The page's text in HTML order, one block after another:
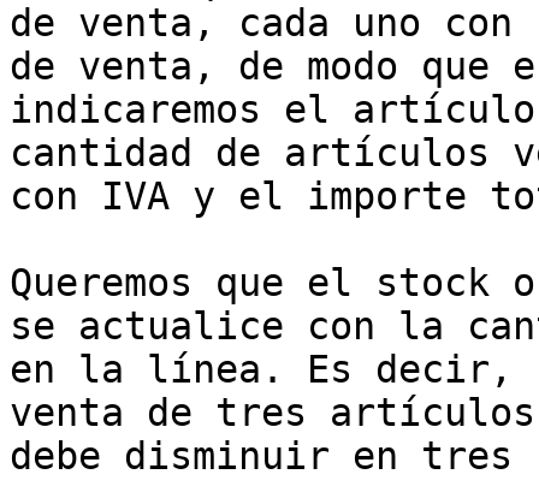
de venta, cada uno
de venta, de modo
indicaremos el
cantidad de artículos
con IVA y el importe
Queremos que el
se actualice con la
en la línea. Es
venta de tres
debe disminuir en tres